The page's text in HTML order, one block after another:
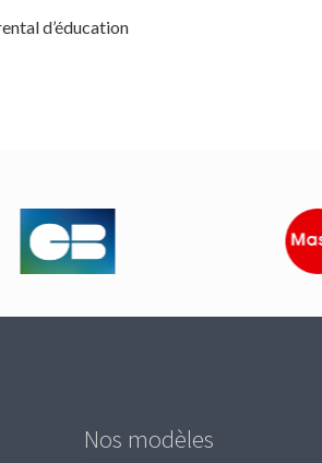
d’éducation
Nos modèles